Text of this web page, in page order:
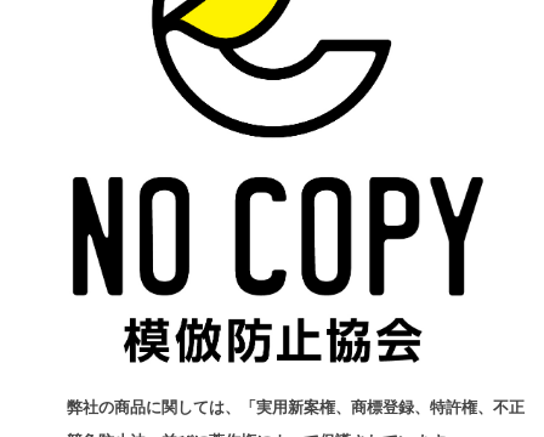
弊社の商品に関しては、「実用新案権、商標登録、特許権、不正